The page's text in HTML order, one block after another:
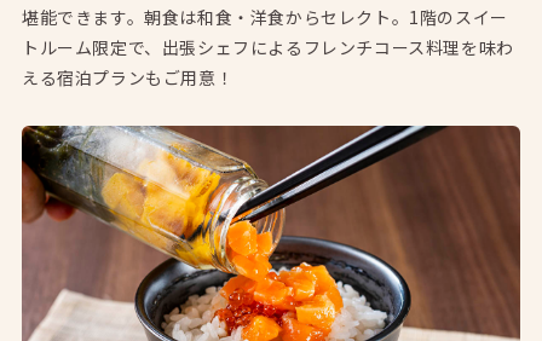
堪能できます。朝食は和食・洋食からセレクト。1階のスイー
トルーム限定で、出張シェフによるフレンチコース料理を味わ
える宿泊プランもご用意！